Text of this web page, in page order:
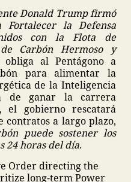
Donald Trump firmó
la Defensa
con la Flota de
Carbón Hermoso y
al Pentágono a
para alimentar la
de la Inteligencia
de ganar la carrera
el gobierno rescatará
contratos a largo plazo,
puede sostener los
24 horas del día.
Order directing the
long-term Power